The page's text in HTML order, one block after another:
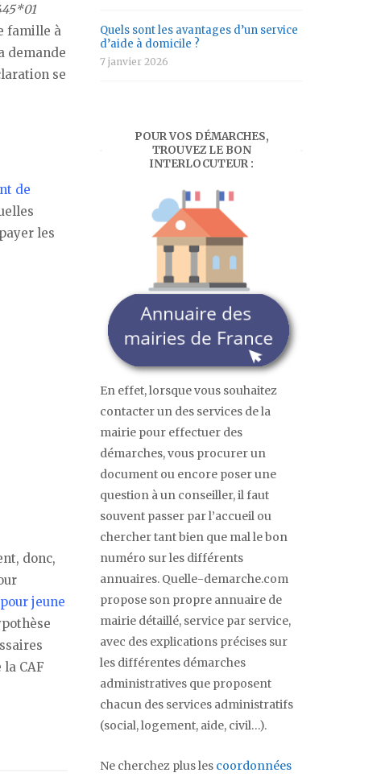
famille à
demande
se
de
les
donc,
jeune
CAF
Quels sont les avantages d’un service
d’aide à domicile ?
7 janvier 2026
POUR VOS DÉMARCHES,
TROUVEZ LE BON
INTERLOCUTEUR :
En effet, lorsque vous souhaitez
contacter un des services de la
mairie pour effectuer des
démarches, vous procurer un
document ou encore poser une
question à un conseiller, il faut
souvent passer par l’accueil ou
chercher tant bien que mal le bon
numéro sur les différents
annuaires. Quelle-demarche.com
propose son propre annuaire de
mairie détaillé, service par service,
avec des explications précises sur
les différentes démarches
administratives que proposent
chacun des services administratifs
(social, logement, aide, civil…).
Ne cherchez plus les coordonnées